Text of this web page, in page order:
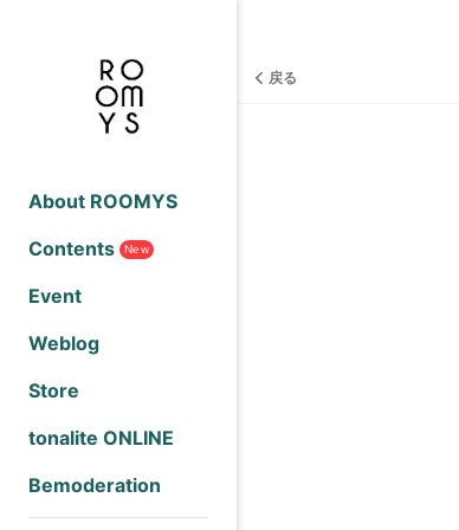
About ROOMYS
Contents
New
Event
Weblog
Store
tonalite ONLINE
Bemoderation
戻る